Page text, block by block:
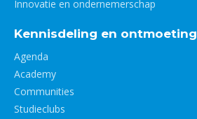
Innovatie en ondernemerschap
Kennisdeling en ontmoeting
Agenda
Academy
Communities
Studieclubs